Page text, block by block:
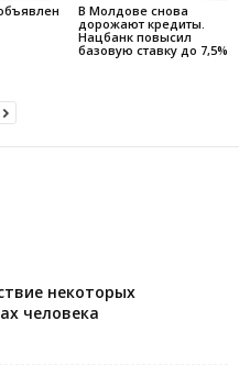
В Молдове снова
дорожают кредиты.
Нацбанк повысил
базовую ставку до 7,5%
некоторых
человека